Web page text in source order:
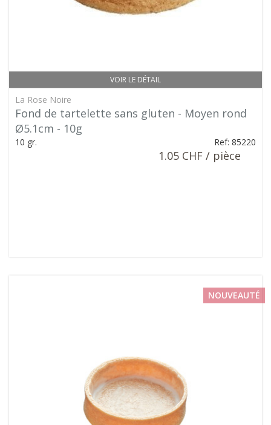
VOIR LE DÉTAIL
La Rose Noire
Fond de tartelette sans gluten - Moyen rond
Ø5.1cm - 10g
10 gr. Ref: 85220
1.05 CHF / pièce
NOUVEAUTÉ